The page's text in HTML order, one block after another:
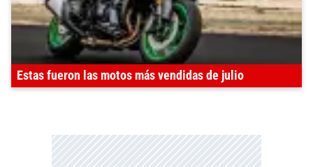
Estas fueron las motos más vendidas de julio